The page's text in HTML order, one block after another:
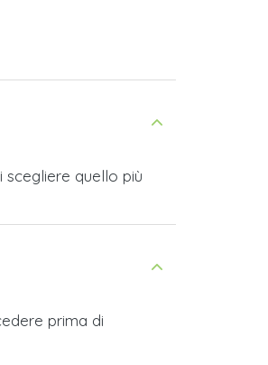
quello più
prima di